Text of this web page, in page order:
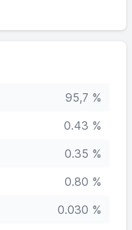
95,7 %
0.43 %
0.35 %
0.80 %
0.030 %